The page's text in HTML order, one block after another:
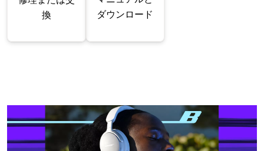
換
ダウンロード